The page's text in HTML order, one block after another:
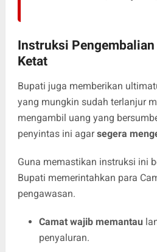
Instruksi Pengembalian
Ketat
​Bupati juga memberikan
yang mungkin sudah terlanjur
mengambil uang yang
penyintas ini agarsegera
​Guna memastikan instruksi ini
Bupati memerintahkan para
pengawasan.
Camat wajib memantau
penyaluran.